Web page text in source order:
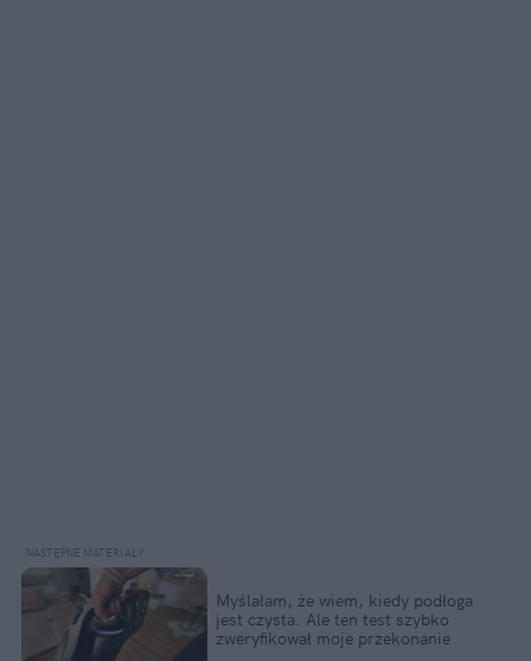
Myślałam, że wiem, kiedy podłoga
jest czysta. Ale ten test szybko
zweryfikował moje przekonanie